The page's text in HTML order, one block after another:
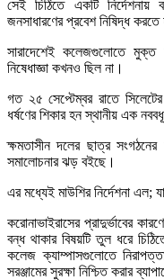
সেই চিঠিতে একটি
জনসাধারণের প্রবেশ নিষিদ্ধ
সারাদেশেই কলেজগুলোতে মুক্ত
নিষেধাজ্ঞা কখনও ছিল না।
গত ২৫ সেপ্টেম্বর রাতে
ধর্ষণের শিকার হন স্থানীয় এক
ক্ষমতাসীন দলের ছাত্র সংগঠনের
সমালোচনার ঝড় বইছে।
এর মধ্যেই মাউশির নির্দেশনা এল;
করোনাভাইরাসের প্রাদুর্ভাবের
বন্ধ থাকার বিষয়টি তুল ধরে
কলেজ ক্যাম্পাসগুলোতে
সরঞ্জামের সুরক্ষা নিশ্চিত করার